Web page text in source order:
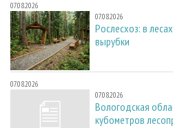
07.08.2026
07.08.2026
Рослесхоз: в
вырубки
07.08.2026
07.08.2026
Вологодская
кубометров